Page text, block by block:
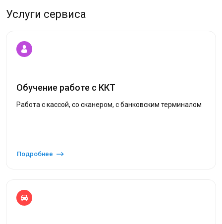
Услуги сервиса
Обучение работе с ККТ
Работа с кассой, со сканером, с банковским терминалом
Подробнее